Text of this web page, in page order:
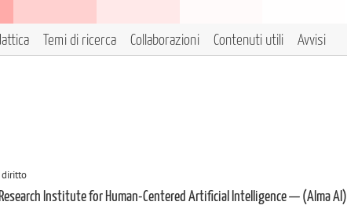
Temi di ricerca Collaborazioni Contenuti utili Avvisi
diritto
Institute for Human-Centered Artificial Intelligence — (Alma AI)